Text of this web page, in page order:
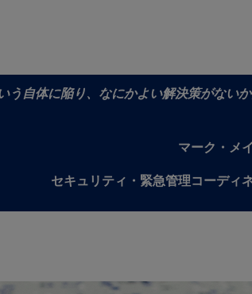
う自体に陥り、なにかよい解決策がない
マーク・メ
セキュリティ・緊急管理コーディ